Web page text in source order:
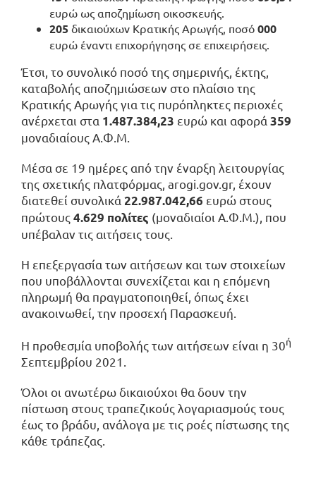
ευρώ ως αποζημίωση οικοσκευής.
205 δικαιούχων Κρατικής Αρωγής, ποσό 000
ευρώ έναντι επιχορήγησης σε επιχειρήσεις.
Έτσι, το συνολικό ποσό της σημερινής, έκτης,
καταβολής αποζημιώσεων στο πλαίσιο της
Κρατικής Αρωγής για τις πυρόπληκτες περιοχές
ανέρχεται στα 1.487.384,23 ευρώ και αφορά 359
μοναδιαίους Α.Φ.Μ.
Μέσα σε 19 ημέρες από την έναρξη λειτουργίας
της σχετικής πλατφόρμας, arogi.gov.gr, έχουν
διατεθεί συνολικά 22.987.042,66 ευρώ στους
πρώτους4.629 πολίτες (μοναδιαίοι Α.Φ.Μ.), που
υπέβαλαν τις αιτήσεις τους.
Η επεξεργασία των αιτήσεων και των στοιχείων
που υποβάλλονται συνεχίζεται και η επόμενη
πληρωμή θα πραγματοποιηθεί, όπως έχει
ανακοινωθεί, την προσεχή Παρασκευή.
Η προθεσμία υποβολής των αιτήσεων είναι η 30ή
Σεπτεμβρίου 2021.
Όλοι οι ανωτέρω δικαιούχοι θα δουν την
πίστωση στους τραπεζικούς λογαριασμούς τους
έως το βράδυ, ανάλογα με τις ροές πίστωσης της
κάθε τράπεζας.